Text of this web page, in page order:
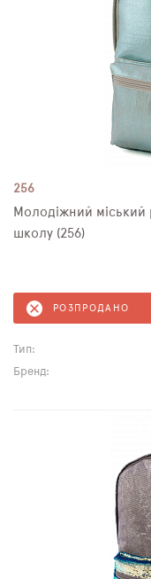
256
Молодіжний міський
школу (256)
РОЗПРОДАНО
Тип:
Бренд: